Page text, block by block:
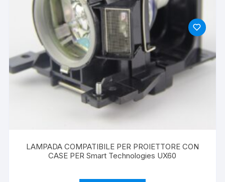
LAMPADA COMPATIBILE PER PROIETTORE CON
CASE PER Smart Technologies UX60